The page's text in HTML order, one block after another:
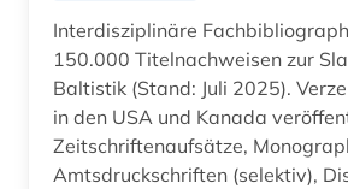
Interdisziplinäre
150.000 Titelnachweisen zur
Baltistik (Stand: Juli 2025).
in den USA und Kanada
Zeitschriftenaufsätze,
Amtsdruckschriften (selektiv),